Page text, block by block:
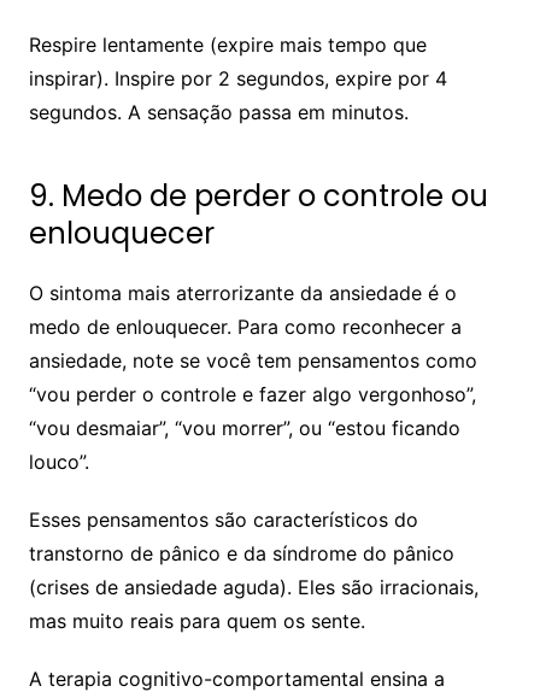
Respire lentamente (expire mais tempo que
inspirar). Inspire por 2 segundos, expire por 4
segundos. A sensação passa em minutos.
9. Medo de perder o controle ou
enlouquecer
O sintoma mais aterrorizante da ansiedade é o
medo de enlouquecer. Para como reconhecer a
ansiedade, note se você tem pensamentos como
“vou perder o controle e fazer algo vergonhoso”,
“vou desmaiar”, “vou morrer”, ou “estou ficando
louco”.
Esses pensamentos são característicos do
transtorno de pânico e da síndrome do pânico
(crises de ansiedade aguda). Eles são irracionais,
mas muito reais para quem os sente.
A terapia cognitivo-comportamental ensina a